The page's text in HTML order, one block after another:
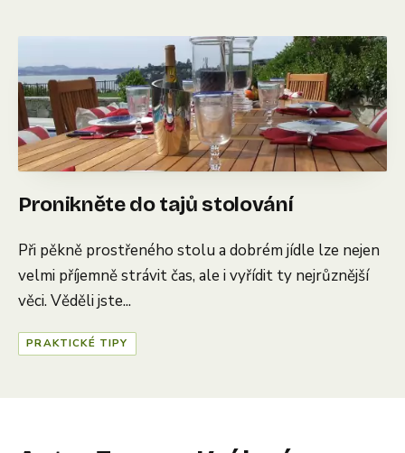
Pronikněte do tajů stolování
Při pěkně prostřeného stolu a dobrém jídle lze nejen
velmi příjemně strávit čas, ale i vyřídit ty nejrůznější
věci. Věděli jste...
PRAKTICKÉ TIPY